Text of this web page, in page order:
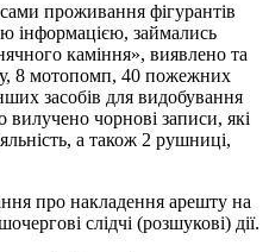
проживання фігурантів
інформацією, займались
каміння», виявлено та
8 мотопомп, 40 пожежних
засобів для видобування
вилучено чорнові записи, які
а також 2 рушниці,
про накладення арешту на
слідчі (розшукові) дії.